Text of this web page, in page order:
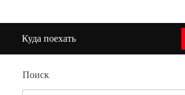
Куда поехать
Поиск